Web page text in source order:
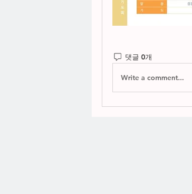
댓글 0개
Write a comment...